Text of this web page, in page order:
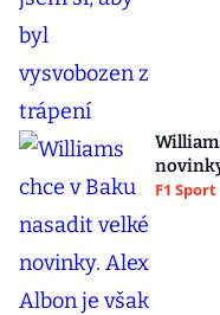
F1 Sport